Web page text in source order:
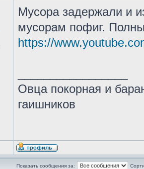
Мусора задержали и
мусорам пофиг.
https://
Овца покорная и
гаишников
Показать сообщения за: